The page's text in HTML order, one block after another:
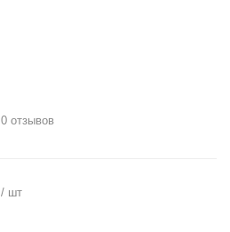
0 отзывов
/ шт